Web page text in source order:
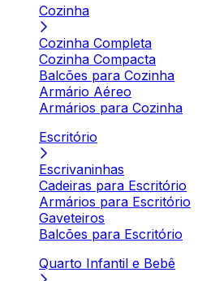
Cozinha
Cozinha Completa
Cozinha Compacta
Balcões para Cozinha
Armário Aéreo
Armários para Cozinha
Escritório
Escrivaninhas
Cadeiras para Escritório
Armários para Escritório
Gaveteiros
Balcões para Escritório
Quarto Infantil e Bebê